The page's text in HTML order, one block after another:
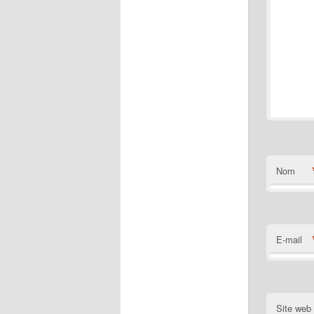
Nom
E-mail
Site web